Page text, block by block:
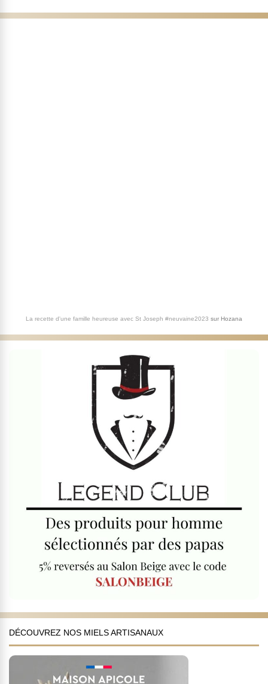
La recette d'une famille heureuse avec St Joseph #neuvaine2023 sur Hozana
DÉCOUVREZ NOS MIELS ARTISANAUX